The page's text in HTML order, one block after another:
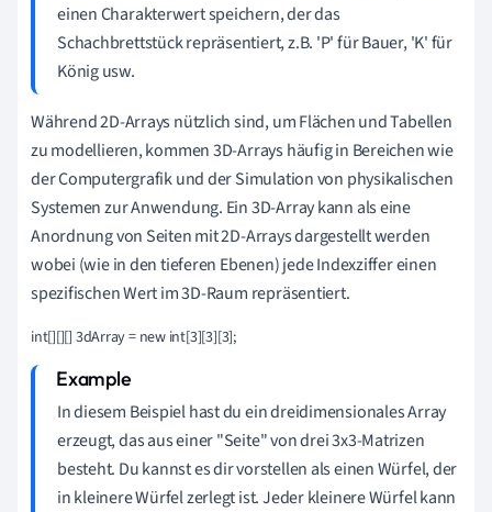
einen Charakterwert speichern, der das
Schachbrettstück repräsentiert, z.B. 'P' für Bauer, 'K' für
König usw.
Während 2D-Arrays nützlich sind, um Flächen und Tabellen
zu modellieren, kommen 3D-Arrays häufig in Bereichen wie
der Computergrafik und der Simulation von physikalischen
Systemen zur Anwendung. Ein 3D-Array kann als eine
Anordnung von Seiten mit 2D-Arrays dargestellt werden
wobei (wie in den tieferen Ebenen) jede Indexziffer einen
spezifischen Wert im 3D-Raum repräsentiert.
int[][][] 3dArray = new int[3][3][3];
In diesem Beispiel hast du ein dreidimensionales Array
erzeugt, das aus einer "Seite" von drei 3x3-Matrizen
besteht. Du kannst es dir vorstellen als einen Würfel, der
in kleinere Würfel zerlegt ist. Jeder kleinere Würfel kann